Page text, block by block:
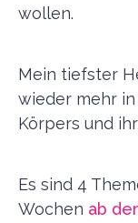
wollen.
Mein tiefster
wieder mehr
Körpers und
Es sind 4
Wochen ab